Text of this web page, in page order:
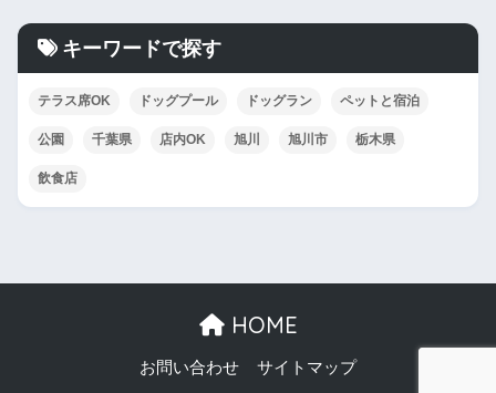
キーワードで探す
テラス席OK ドッグプール ドッグラン ペットと宿泊
公園 千葉県 店内OK 旭川 旭川市 栃木県
飲食店
HOME
お問い合わせ サイトマップ